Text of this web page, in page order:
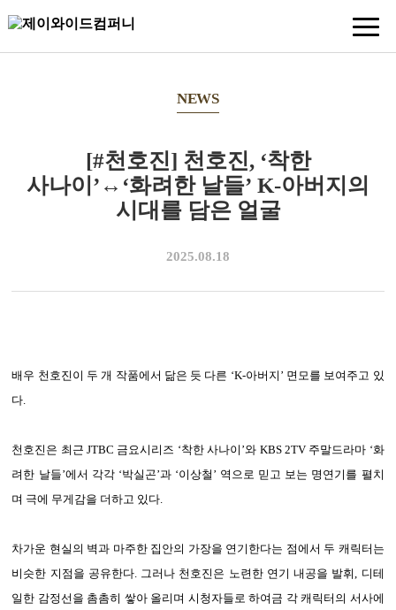
NEWS
[#천호진] 천호진, ‘착한
사나이’↔‘화려한 날들’ K-아버지의
시대를 담은 얼굴
2025.08.18
배우 천호진이 두 개 작품에서 닮은 듯 다른 ‘K-아버지’ 면모를 보여주고 있
다.
천호진은 최근 JTBC 금요시리즈 ‘착한 사나이’와 KBS 2TV 주말드라마 ‘화
려한 날들’에서 각각 ‘박실곤’과 ‘이상철’ 역으로 믿고 보는 명연기를 펼치
며 극에 무게감을 더하고 있다.
차가운 현실의 벽과 마주한 집안의 가장을 연기한다는 점에서 두 캐릭터는
비슷한 지점을 공유한다. 그러나 천호진은 노련한 연기 내공을 발휘, 디테
일한 감정선을 촘촘히 쌓아 올리며 시청자들로 하여금 각 캐릭터의 서사에